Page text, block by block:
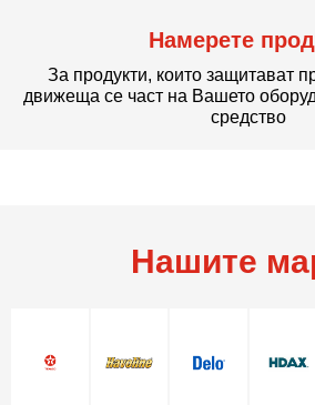
Намерете
За продукти, които защитават
движеща се част на Вашето
средство
Нашите